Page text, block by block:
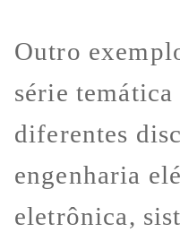
Outro
série
diferentes
engenharia
eletrônica,